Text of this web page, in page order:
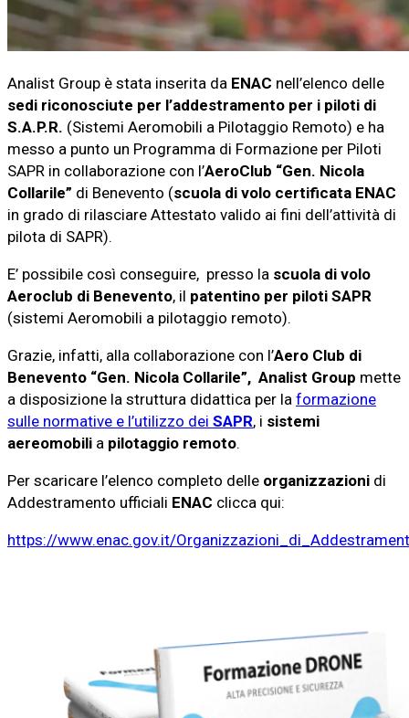
Analist Group è stata inserita da ENAC nell’elenco delle
sedi riconosciute per l’addestramento per i piloti di
S.A.P.R. (Sistemi Aeromobili a Pilotaggio Remoto) e ha
messo a punto un Programma di Formazione per Piloti
SAPR in collaborazione con l’AeroClub “Gen. Nicola
Collarile” di Benevento (scuola di volo certificata ENAC
in grado di rilasciare Attestato valido ai fini dell’attività di
pilota di SAPR).
E’ possibile così conseguire, presso la scuola di volo
Aeroclub di Benevento, il patentino per piloti SAPR
(sistemi Aeromobili a pilotaggio remoto).
Grazie, infatti, alla collaborazione con l’Aero Club di
Benevento “Gen. Nicola Collarile”, Analist Group mette
a disposizione la struttura didattica per la formazione
sulle normative e l’utilizzo dei SAPR, i sistemi
aereomobili a pilotaggio remoto.
Per scaricare l’elenco completo delle organizzazioni di
Addestramento ufficiali ENAC clicca qui:
https://www.enac.gov.it/